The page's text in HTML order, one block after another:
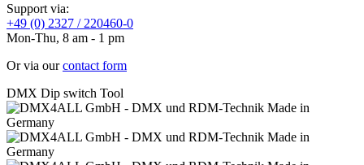
Support via:
+49 (0) 2327 / 220460-0
Mon-Thu, 8 am - 1 pm
Or via ourcontact form
DMX Dip switch Tool